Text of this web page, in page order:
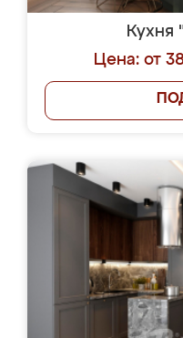
Кухня
Цена: от